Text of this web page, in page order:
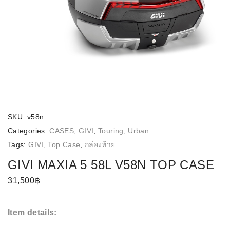
SKU: v58n
Categories:CASES GIVI ,Touring
Urban
Tags:GIVI ,Top Case กล่องท้าย
GIVI MAXIA 5 58L V58N TOP CASE
31,500฿
Item details: